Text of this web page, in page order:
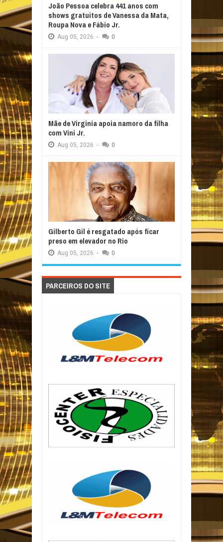
João Pessoa celebra 441 anos com
shows gratuitos de Vanessa da Mata,
Roupa Nova e Fábio Jr.
Aug 05, 2026 - 0
Mãe de Virginia apoia namoro da filha
com Vini Jr.
Aug 05, 2026 - 0
Gilberto Gil é resgatado após ficar
preso em elevador no Rio
Aug 05, 2026 - 0
PARCEIROS DO SITE